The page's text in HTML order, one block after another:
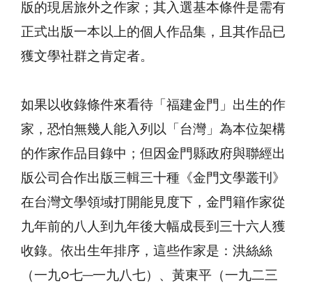
版的現居旅外之作家；其入選基本條件是需有
正式出版一本以上的個人作品集，且其作品已
獲文學社群之肯定者。
如果以收錄條件來看待「福建金門」出生的作
家，恐怕無幾人能入列以「台灣」為本位架構
的作家作品目錄中；但因金門縣政府與聯經出
版公司合作出版三輯三十種《金門文學叢刊》
在台灣文學領域打開能見度下，金門籍作家從
九年前的八人到九年後大幅成長到三十六人獲
收錄。依出生年排序，這些作家是：洪絲絲
（一九○七─一九八七）、黃東平（一九二三